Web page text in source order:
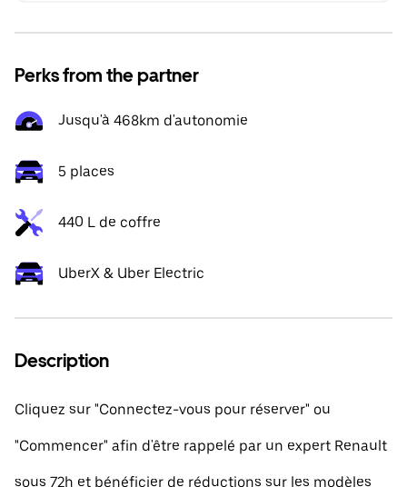
Perks from the partner
Jusqu'à 468km d'autonomie
5 places
440 L de coffre
UberX & Uber Electric
Description
Cliquez sur "Connectez-vous pour réserver" ou
"Commencer" afin d'être rappelé par un expert Renault
sous 72h et bénéficier de réductions sur les modèles